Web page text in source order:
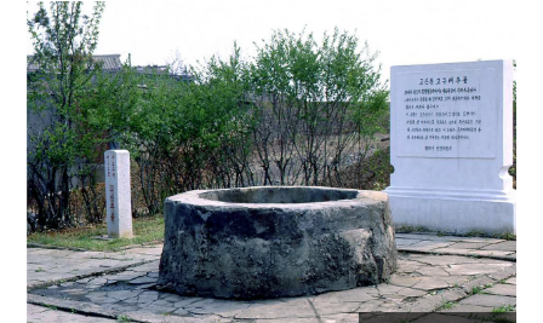
3 좽이
4 태조
5 토용
6
가신신앙
7
경주 남산 칠불암 마애불상군
8 국어사전
9 근정훈장